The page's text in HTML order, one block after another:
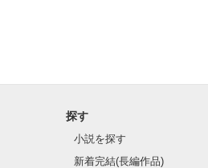
探す
小説を探す
新着完結(長編作品)